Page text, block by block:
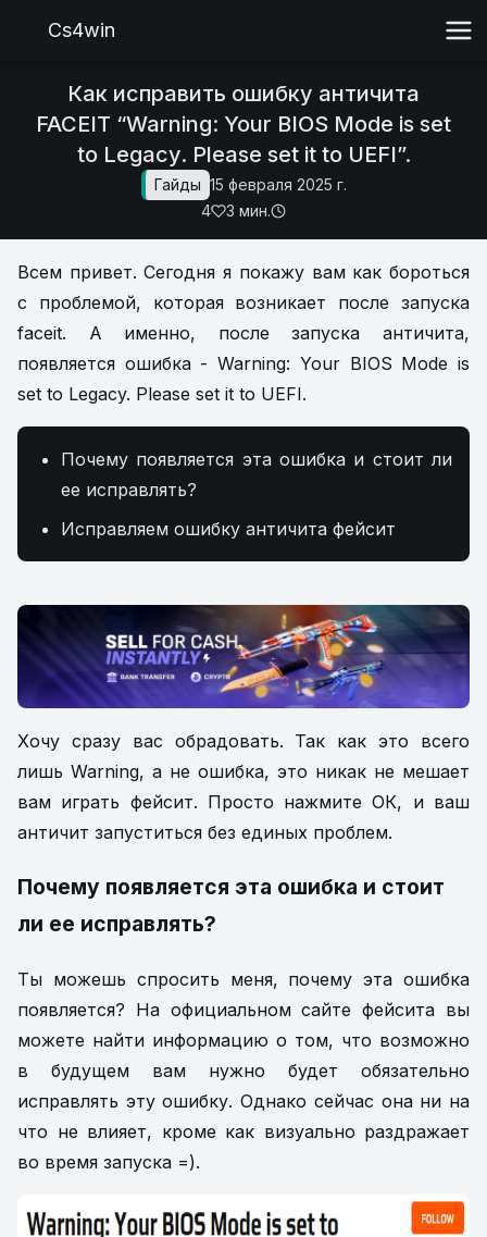
Cs4win
Как исправить ошибку античита
FACEIT “Warning: Your BIOS Mode is set
to Legacy. Please set it to UEFI”.
Гайды 15 февраля 2025 г.
4
3 мин.
Всем привет. Сегодня я покажу вам как бороться
с проблемой, которая возникает после запуска
faceit. А именно, после запуска античита,
появляется ошибка - Warning: Your BIOS Mode is
set to Legacy. Please set it to UEFI.
Почему появляется эта ошибка и стоит ли
ее исправлять?
Исправляем ошибку античита фейсит
Хочу сразу вас обрадовать. Так как это всего
лишь Warning, а не ошибка, это никак не мешает
вам играть фейсит. Просто нажмите ОК, и ваш
античит запуститься без единых проблем.
Почему появляется эта ошибка и стоит
ли ее исправлять?
Ты можешь спросить меня, почему эта ошибка
появляется? На официальном сайте фейсита вы
можете найти информацию о том, что возможно
в будущем вам нужно будет обязательно
исправлять эту ошибку. Однако сейчас она ни на
что не влияет, кроме как визуально раздражает
во время запуска =).